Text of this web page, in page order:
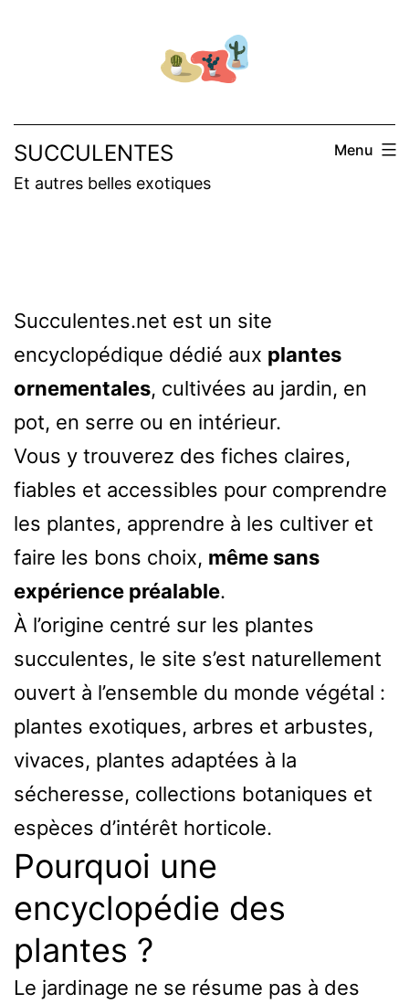
SUCCULENTES
Et autres belles exotiques
Menu
Succulentes.net est un site
encyclopédique dédié aux plantes
ornementales, cultivées au jardin, en
pot, en serre ou en intérieur.
Vous y trouverez des fiches claires,
fiables et accessibles pour comprendre
les plantes, apprendre à les cultiver et
faire les bons choix, même sans
expérience préalable.
À l’origine centré sur les plantes
succulentes, le site s’est naturellement
ouvert à l’ensemble du monde végétal :
plantes exotiques, arbres et arbustes,
vivaces, plantes adaptées à la
sécheresse, collections botaniques et
espèces d’intérêt horticole.
Pourquoi une
encyclopédie des
plantes ?
Le jardinage ne se résume pas à des